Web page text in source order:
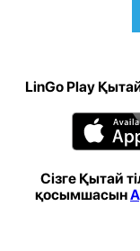
LinGo Play
Сізге Қытай
қосымшасын